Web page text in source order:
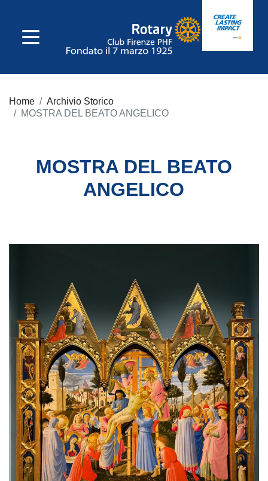
Consiglio Direttivo
STORIA
La Storia Del Club
Rotaract Firenze
PHF
Home
Archivio Storico
MOSTRA DEL BEATO ANGELICO
MOSTRA DEL BEATO
ANGELICO